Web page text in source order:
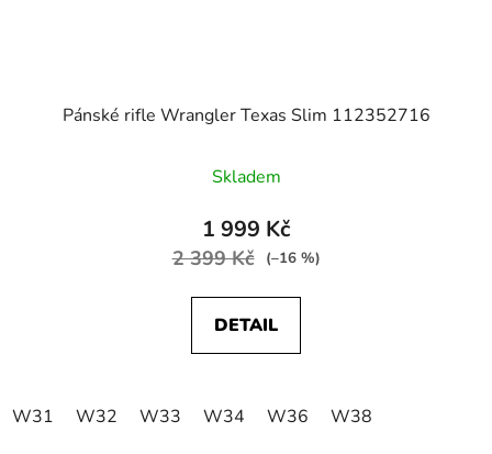
Pánské rifle Wrangler Texas Slim 112352716
Skladem
1 999 Kč
2 399 Kč (–16 %)
DETAIL
W31 W32 W33 W34 W36 W38